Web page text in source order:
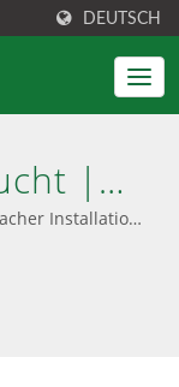
DEUTSCH
|
Für KI,
Installation,
einer
Beratung,